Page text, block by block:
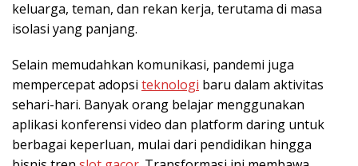
keluarga, teman, dan rekan kerja, terutama di masa
isolasi yang panjang.
Selain memudahkan komunikasi, pandemi juga
mempercepat adopsi teknologi baru dalam aktivitas
sehari-hari. Banyak orang belajar menggunakan
aplikasi konferensi video dan platform daring untuk
berbagai keperluan, mulai dari pendidikan hingga